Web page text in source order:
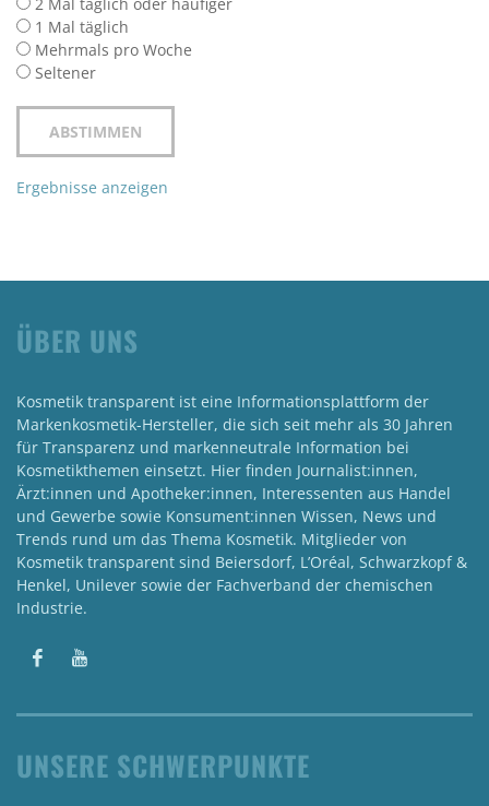
1 Mal täglich
Mehrmals pro Woche
Seltener
Ergebnisse anzeigen
ÜBER UNS
Kosmetik transparent ist eine Informationsplattform der
Markenkosmetik-Hersteller, die sich seit mehr als 30 Jahren
für Transparenz und markenneutrale Information bei
Kosmetikthemen einsetzt. Hier finden Journalist:innen,
Ärzt:innen und Apotheker:innen, Interessenten aus Handel
und Gewerbe sowie Konsument:innen Wissen, News und
Trends rund um das Thema Kosmetik. Mitglieder von
Kosmetik transparent sind Beiersdorf, L’Oréal, Schwarzkopf &
Henkel, Unilever sowie der Fachverband der chemischen
Industrie.
UNSERE SCHWERPUNKTE